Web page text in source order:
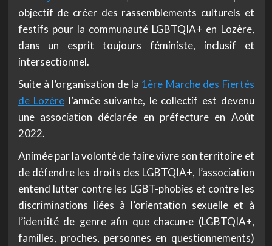
objectif de créer des rassemblements culturels et
festifs pour la communauté LGBTQIA+ en Lozère,
dans un esprit toujours féministe, inclusif et
intersectionnel.
Suite à l’organisation de la 1ère Marche des Fiertés
de Lozère l’année suivante, le collectif est devenu
une association déclarée en préfecture en Août
2022.
Animée par la volonté de faire vivre son territoire et
de défendre les droits des LGBTQIA+, l’association
entend lutter contre les LGBT-phobies et contre les
discriminations liées à l’orientation sexuelle et à
l’identité de genre afin que chacun·e (LGBTQIA+,
familles, proches, personnes en questionnements)